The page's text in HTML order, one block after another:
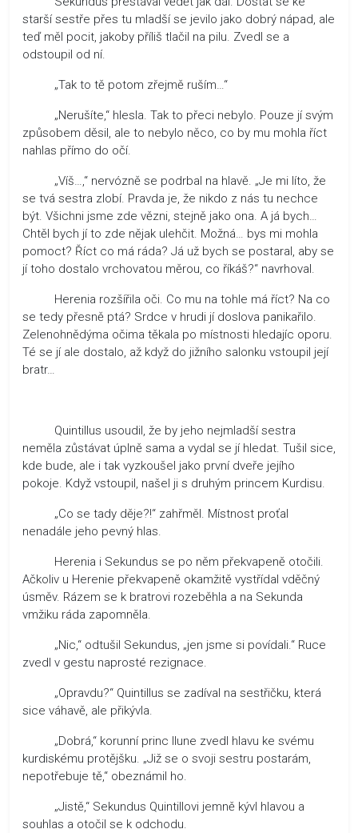
starší sestře přes tu mladší se jevilo jako dobrý nápad, ale
teď měl pocit, jakoby příliš tlačil na pilu. Zvedl se a
odstoupil od ní.
„Tak to tě potom zřejmě ruším…“
„Nerušíte,“ hlesla. Tak to přeci nebylo. Pouze jí svým
způsobem děsil, ale to nebylo něco, co by mu mohla říct
nahlas přímo do očí.
„Víš…,“ nervózně se podrbal na hlavě. „Je mi líto, že
se tvá sestra zlobí. Pravda je, že nikdo z nás tu nechce
být. Všichni jsme zde vězni, stejně jako ona. A já bych…
Chtěl bych jí to zde nějak ulehčit. Možná… bys mi mohla
pomoct? Říct co má ráda? Já už bych se postaral, aby se
jí toho dostalo vrchovatou měrou, co říkáš?“ navrhoval.
Herenia rozšířila oči. Co mu na tohle má říct? Na co
se tedy přesně ptá? Srdce v hrudi jí doslova panikařilo.
Zelenohnědýma očima těkala po místnosti hledajíc oporu.
Té se jí ale dostalo, až když do jižního salonku vstoupil její
bratr…
Quintillus usoudil, že by jeho nejmladší sestra
neměla zůstávat úplně sama a vydal se jí hledat. Tušil sice,
kde bude, ale i tak vyzkoušel jako první dveře jejího
pokoje. Když vstoupil, našel ji s druhým princem Kurdisu.
„Co se tady děje?!“ zahřměl. Místnost proťal
nenadále jeho pevný hlas.
Herenia i Sekundus se po něm překvapeně otočili.
Ačkoliv u Herenie překvapeně okamžitě vystřídal vděčný
úsměv. Rázem se k bratrovi rozeběhla a na Sekunda
vmžiku ráda zapomněla.
„Nic,“ odtušil Sekundus, „jen jsme si povídali.“ Ruce
zvedl v gestu naprosté rezignace.
„Opravdu?“ Quintillus se zadíval na sestřičku, která
sice váhavě, ale přikývla.
„Dobrá,“ korunní princ Ilune zvedl hlavu ke svému
kurdiskému protějšku. „Již se o svoji sestru postarám,
nepotřebuje tě,“ obeznámil ho.
„Jistě,“ Sekundus Quintillovi jemně kývl hlavou a
souhlas a otočil se k odchodu.